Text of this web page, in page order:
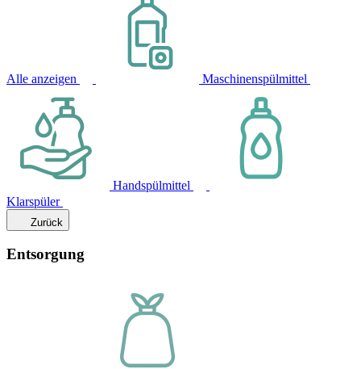
Alle anzeigen Maschinenspülmittel
Handspülmittel
Klarspüler
Zurück
Entsorgung